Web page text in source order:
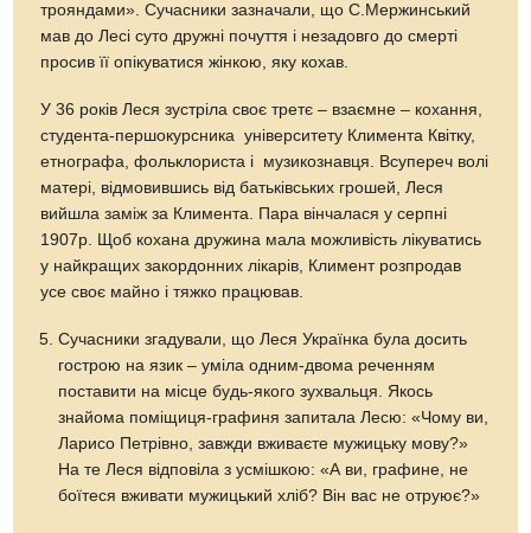
трояндами». Сучасники зазначали, що С.Мержинський
мав до Лесі суто дружні почуття і незадовго до смерті
просив її опікуватися жінкою, яку кохав.
У 36 років Леся зустріла своє третє – взаємне – кохання,
студента-першокурсника університету Климента Квітку,
етнографа, фольклориста і музикознавця. Всупереч волі
матері, відмовившись від батьківських грошей, Леся
вийшла заміж за Климента. Пара вінчалася у серпні
1907р. Щоб кохана дружина мала можливість лікуватись
у найкращих закордонних лікарів, Климент розпродав
усе своє майно і тяжко працював.
Сучасники згадували, що Леся Українка була досить
гострою на язик – уміла одним-двома реченням
поставити на місце будь-якого зухвальця. Якось
знайома поміщиця-графиня запитала Лесю: «Чому ви,
Ларисо Петрівно, завжди вживаєте мужицьку мову?»
На те Леся відповіла з усмішкою: «А ви, графине, не
боїтеся вживати мужицький хліб? Він вас не отруює?»